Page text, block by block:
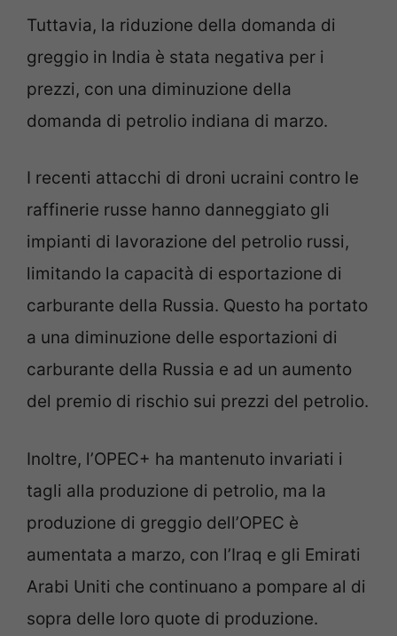
Tuttavia, la riduzione della domanda di
greggio in India è stata negativa per i
prezzi, con una diminuzione della
domanda di petrolio indiana di marzo.
I recenti attacchi di droni ucraini contro le
raffinerie russe hanno danneggiato gli
impianti di lavorazione del petrolio russi,
limitando la capacità di esportazione di
carburante della Russia. Questo ha portato
a una diminuzione delle esportazioni di
carburante della Russia e ad un aumento
del premio di rischio sui prezzi del petrolio.
Inoltre, l’OPEC+ ha mantenuto invariati i
tagli alla produzione di petrolio, ma la
produzione di greggio dell’OPEC è
aumentata a marzo, con l’Iraq e gli Emirati
Arabi Uniti che continuano a pompare al di
sopra delle loro quote di produzione.